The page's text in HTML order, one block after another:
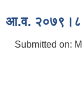
आ.व. २०७९।८०
Submitted on: